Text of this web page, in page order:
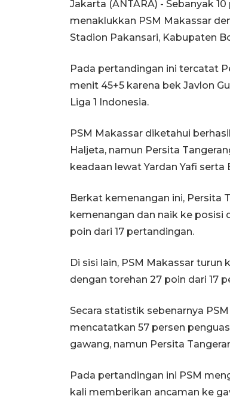
Jakarta (ANTARA) - Sebanyak
menaklukkan PSM Makassar
Stadion Pakansari, Kabupaten
Pada pertandingan ini tercatat
menit 45+5 karena bek Javlon
Liga 1 Indonesia.
PSM Makassar diketahui
Haljeta, namun Persita
keadaan lewat Yardan Yafi serta
Berkat kemenangan ini, Persita
kemenangan dan naik ke posisi
poin dari 17 pertandingan.
Di sisi lain, PSM Makassar
dengan torehan 27 poin dari 17
Secara statistik sebenarnya
mencatatkan 57 persen
gawang, namun Persita
Pada pertandingan ini PSM
kali memberikan ancaman ke